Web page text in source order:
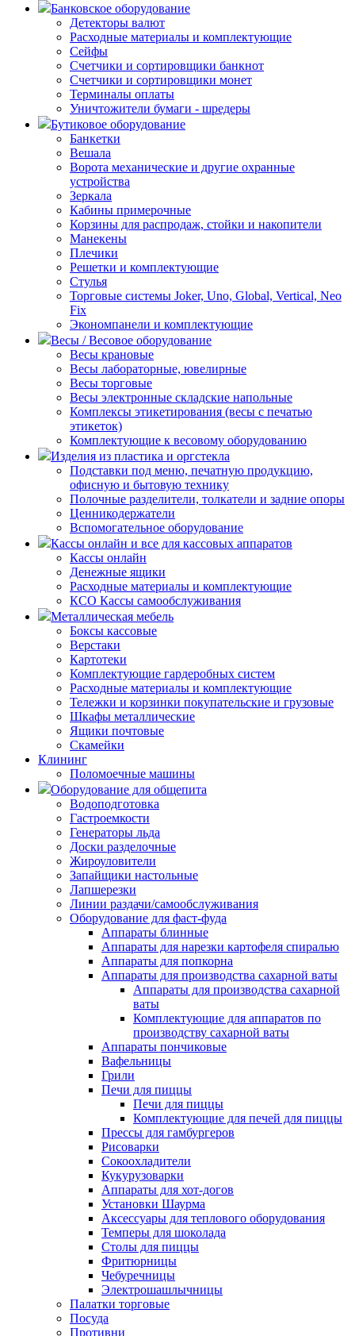
Банковское оборудование
Детекторы валют
Расходные материалы и комплектующие
Сейфы
Счетчики и сортировщики банкнот
Счетчики и сортировщики монет
Терминалы оплаты
Уничтожители бумаги - шредеры
Бутиковое оборудование
Банкетки
Вешала
Ворота механические и другие охранные
устройства
Зеркала
Кабины примерочные
Корзины для распродаж, стойки и накопители
Манекены
Плечики
Решетки и комплектующие
Стулья
Торговые системы Joker, Uno, Global, Vertical, Neo
Fix
Экономпанели и комплектующие
Весы / Весовое оборудование
Весы крановые
Весы лабораторные, ювелирные
Весы торговые
Весы электронные складские напольные
Комплексы этикетирования (весы с печатью
этикеток)
Комплектующие к весовому оборудованию
Изделия из пластика и оргстекла
Подставки под меню, печатную продукцию,
офисную и бытовую технику
Полочные разделители, толкатели и задние опоры
Ценникодержатели
Вспомогательное оборудование
Кассы онлайн и все для кассовых аппаратов
Кассы онлайн
Денежные ящики
Расходные материалы и комплектующие
КСО Кассы самообслуживания
Металлическая мебель
Боксы кассовые
Верстаки
Картотеки
Комплектующие гардеробных систем
Расходные материалы и комплектующие
Тележки и корзинки покупательские и грузовые
Шкафы металлические
Ящики почтовые
Скамейки
Клининг
Поломоечные машины
Оборудование для общепита
Водоподготовка
Гастроемкости
Генераторы льда
Доски разделочные
Жироуловители
Запайщики настольные
Лапшерезки
Линии раздачи/самообслуживания
Оборудование для фаст-фуда
Аппараты блинные
Аппараты для нарезки картофеля спиралью
Аппараты для попкорна
Аппараты для производства сахарной ваты
Аппараты для производства сахарной
ваты
Комплектующие для аппаратов по
производству сахарной ваты
Аппараты пончиковые
Вафельницы
Грили
Печи для пиццы
Печи для пиццы
Комплектующие для печей для пиццы
Прессы для гамбургеров
Рисоварки
Сокоохладители
Кукурузоварки
Аппараты для хот-догов
Установки Шаурма
Аксессуары для теплового оборудования
Темперы для шоколада
Столы для пиццы
Фритюрницы
Чебуречницы
Электрошашлычницы
Палатки торговые
Посуда
Противни